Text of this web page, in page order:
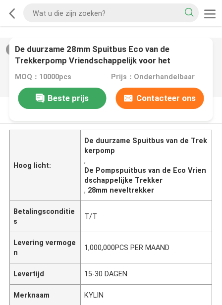
/0
De duurzame 28mm Spuitbus Eco van de
Trekkerpomp Vriendschappelijk voor het
Tuinieren
MOQ：10000pcs Prijs：Onderhandelbaar
Beste prijs
Contacteer ons
PRODUCTOMSCHRIJVING
Hoog licht:
De duurzame Spuitbus van de Trek
kerpomp
,
De Pompspuitbus van de Eco Vrien
dschappelijke Trekker
, 28mm neveltrekker
Betalingsconditie
s
T/T
Levering vermoge
n
1,000,000PCS PER MAAND
Levertijd 15-30 DAGEN
Merknaam KYLIN